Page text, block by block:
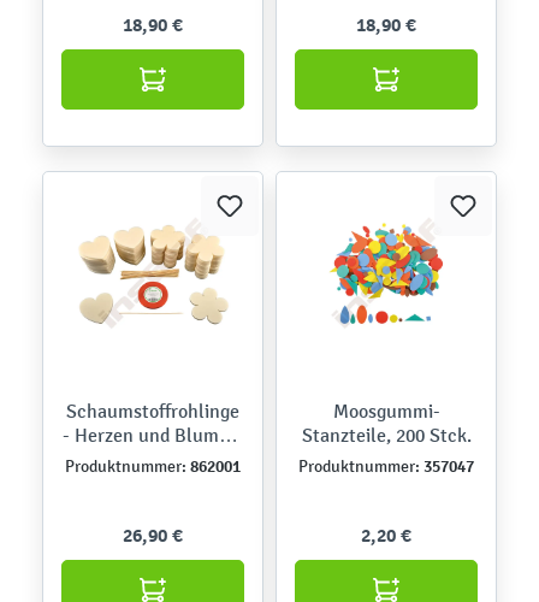
18,90 € 18,90 €
Schaumstoffrohlinge
- Herzen und Blumen,
50 Stck.
Produktnummer: 862001
26,90 €
Moosgummi-
Stanzteile, 200 Stck.
Produktnummer: 357047
2,20 €